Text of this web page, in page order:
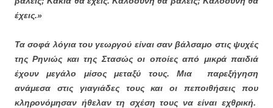
έχεις.»
Τα σοφά λόγια του γεωργού είναι σαν βάλσαμο στις ψυχές
της Ρηνιώς και της Στασώς οι οποίες από μικρά παιδιά
έχουν μεγάλο μίσος μεταξύ τους. Μια παρεξήγηση
ανάμεσα στις γιαγιάδες τους και οι πεποιθήσεις που
κληρονόμησαν ήθελαν τη σχέση τους να είναι εχθρική.